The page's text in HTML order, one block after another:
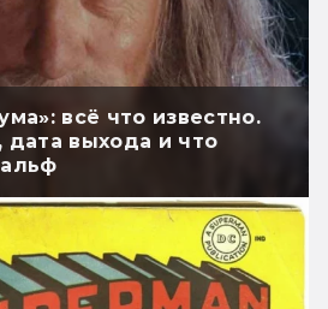
всё что известно.
выхода и что